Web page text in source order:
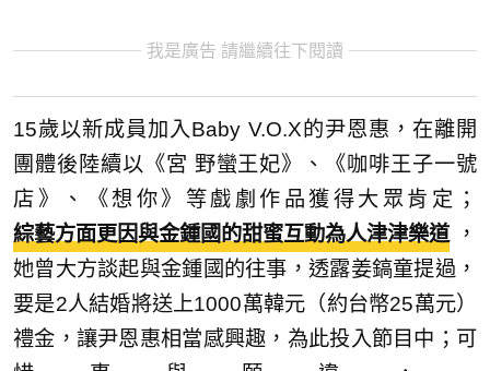
我是廣告 請繼續往下閱讀
15歲以新成員加入Baby V.O.X的尹恩惠，在離開
團體後陸續以《宮 野蠻王妃》、《咖啡王子一號
店》、《想你》等戲劇作品獲得大眾肯定；
綜藝方面更因與金鍾國的甜蜜互動為人津津樂道 ，
她曾大方談起與金鍾國的往事，透露姜鎬童提過，
要是2人結婚將送上1000萬韓元（約台幣25萬元）
禮金，讓尹恩惠相當感興趣，為此投入節目中；可